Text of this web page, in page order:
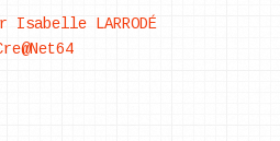
LARRODÉ